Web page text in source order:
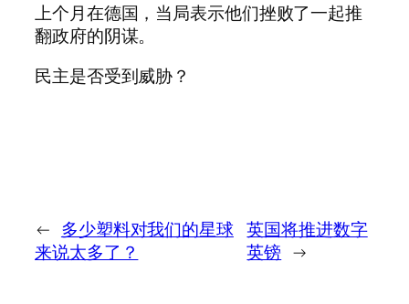
上个月在德国，当局表示他们挫败了一起推
翻政府的阴谋。
民主是否受到威胁？
← 多少塑料对我们的星球
来说太多了？
英国将推进数字
英镑 →